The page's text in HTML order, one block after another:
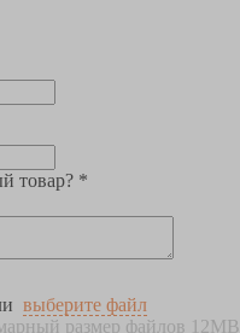
товар? *
выберите файл
размер файлов 12MB